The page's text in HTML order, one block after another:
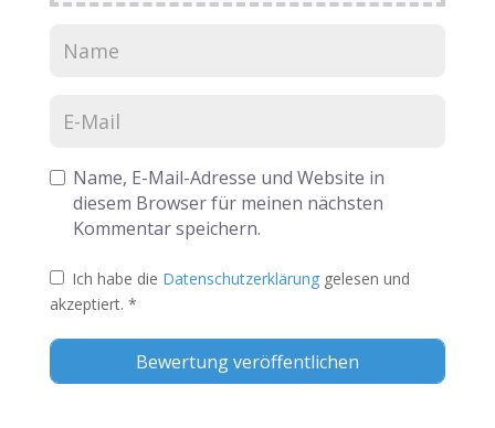
Name, E-Mail-Adresse und Website in
diesem Browser für meinen nächsten
Kommentar speichern.
Ich habe die Datenschutzerklärung gelesen und
akzeptiert. *